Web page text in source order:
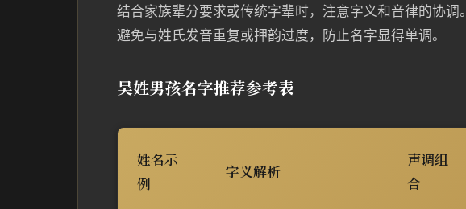
结合家族辈分要求或传统字辈时，注意字义和音律的协调。
避免与姓氏发音重复或押韵过度，防止名字显得单调。
吴姓男孩名字推荐参考表
姓名示
例
字义解析
声调组
合